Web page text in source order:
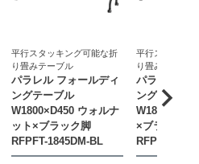
平行スタッキング可能な折
り畳みテーブル
パラレル フォールディ
ングテーブル
W1800×D450 ウォルナ
ット×ブラック脚
RFPFT-1845DM-BL
平行スタッキ
り畳みテーブル
パラレル フ
ングテーブル
×ブラック脚
RFPFT-